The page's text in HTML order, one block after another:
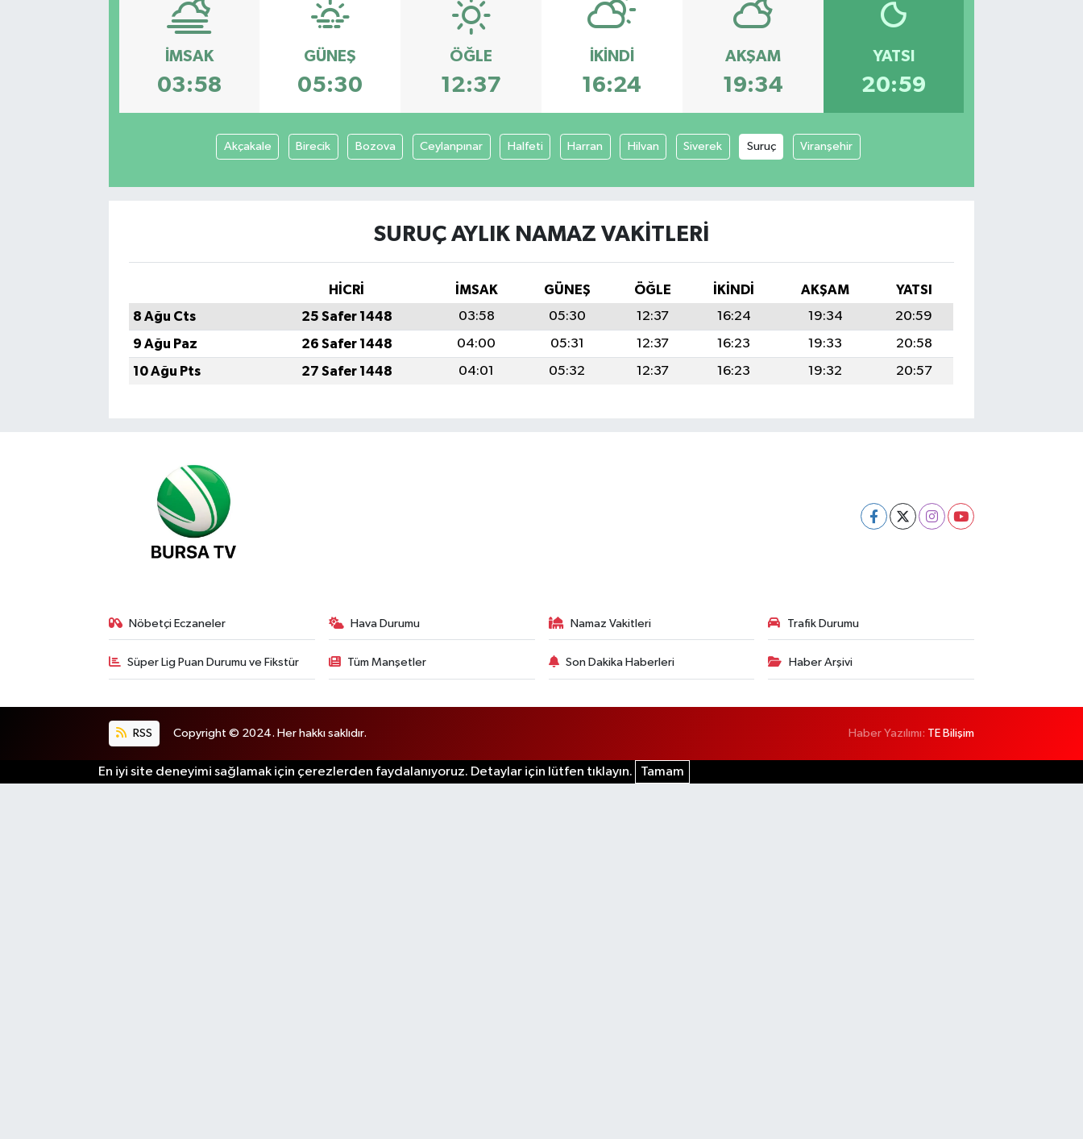
İMSAK
03:58
GÜNEŞ
05:30
ÖĞLE
12:37
İKINDI
16:24
AKŞAM
19:34
YATSI
20:59
Akçakale Birecik Bozova Ceylanpınar Halfeti Harran Hilvan Siverek Suruç Viranşehir
SURUÇ AYLIK NAMAZ VAKITLERI
HİCRİ İMSAK GÜNEŞ ÖĞLE İKINDI AKŞAM
YATSI
8 Ağu Cts
25 Safer 1448 03:58 05:30 12:37 16:24 19:34
20:59
9 Ağu Paz
26 Safer 1448 04:00 05:31 12:37 16:23 19:33
20:58
10 Ağu Pts
27 Safer 1448 04:01 05:32 12:37 16:23 19:32 20:57
Nöbetçi Eczaneler Hava Durumu Namaz Vakitleri Trafik Durumu
Süper Lig Puan Durumu ve Fikstür Tüm Manşetler Son Dakika Haberleri Haber Arşivi
RSS Copyright © 2024. Her hakkı saklıdır. Haber Yazılımı: TE Bilişim
En iyi site deneyimi sağlamak için çerezlerden faydalanıyoruz. Detaylar için lütfen tıklayın. Tamam